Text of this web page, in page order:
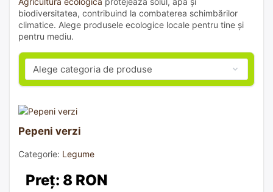
biodiversitatea, contribuind la combaterea schimbărilor
climatice. Alege produsele ecologice locale pentru tine și
pentru mediu.
Pepeni verzi
Categorie: Legume
Preț: 8 RON